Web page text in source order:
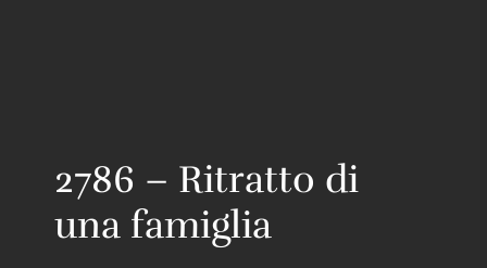
2786 – Ritratto di
una famiglia